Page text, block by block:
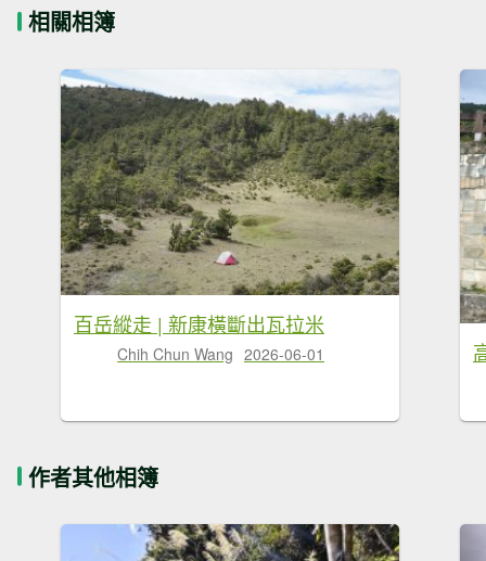
相關相簿
百岳縱走 | 新康橫斷出瓦拉米
Chih Chun Wang 2026-06-01
作者其他相簿